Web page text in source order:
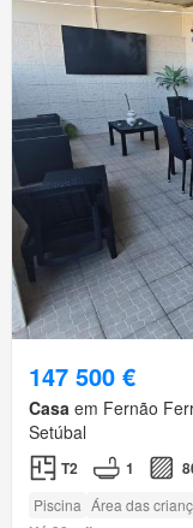
147 500 €
Casa em Fernão
Setúbal
T2 1
Piscina Área das